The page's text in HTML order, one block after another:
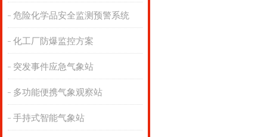
危险化学品安全监测预警系统
化工厂防爆监控方案
突发事件应急气象站
多功能便携气象观察站
手持式智能气象站